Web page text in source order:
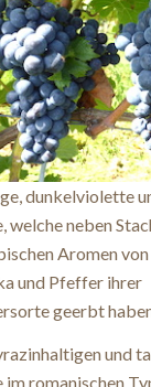
dunkelviolette
welche neben
Aromen von
und Pfeffer ihrer
geerbt
und
im romanischen